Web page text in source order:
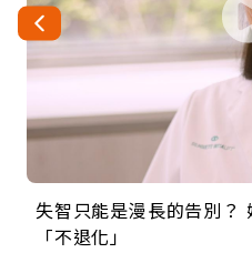
失智只能是漫長的告別？
「不退化」
來自剛果的巧克力神父 為
的家，我連作夢都講台語
63歲卸矽谷副總、搬回
丑」走進安養院，逗樂上
104歲打破金氏世界紀錄
手，分享長壽的秘密原來
事業巔峰他選擇追夢…黑
巨蛋！連CNN都大讚！